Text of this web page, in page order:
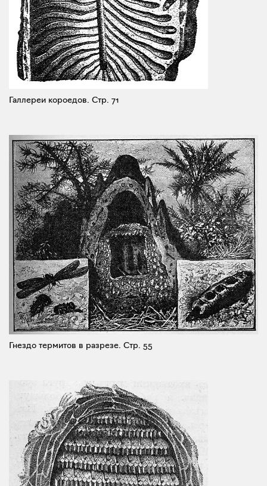
Галлереи короедов. Стр. 71
Гнездо термитов в разрезе. Стр. 55